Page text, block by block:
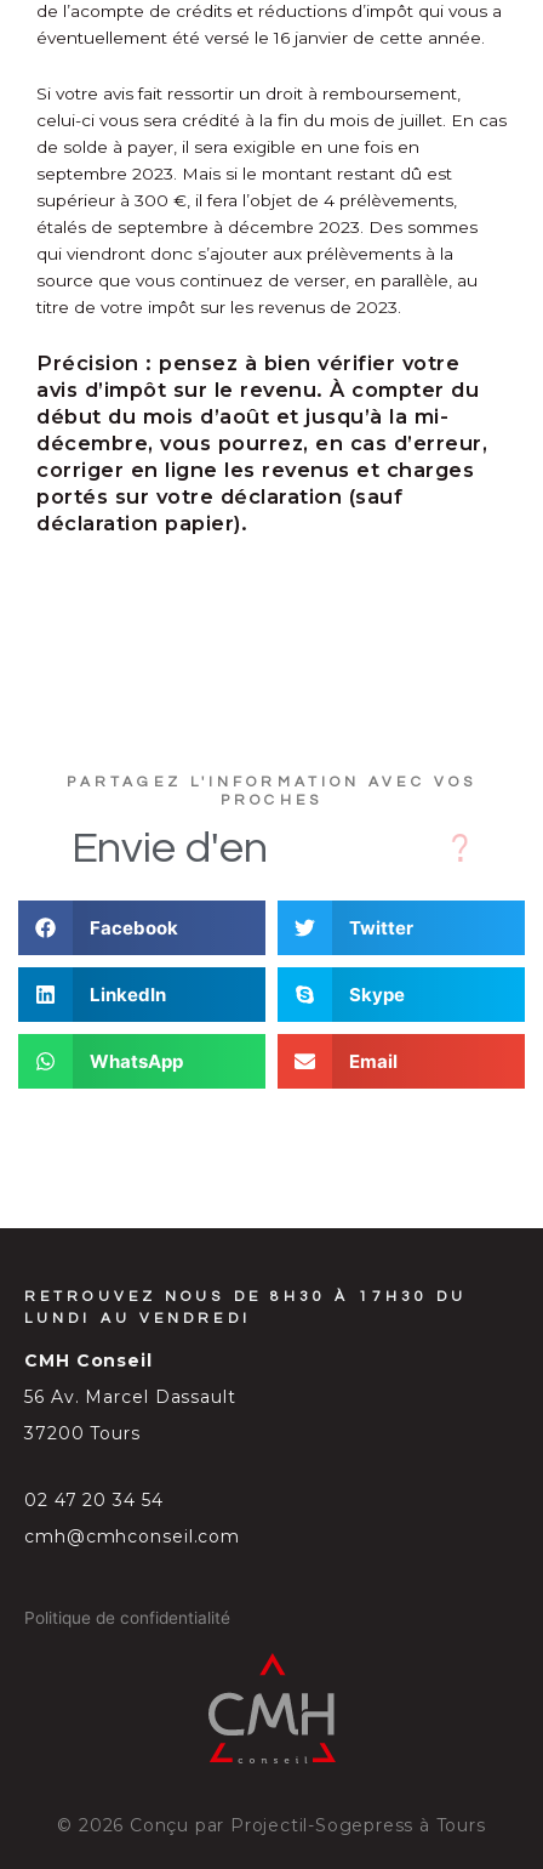
de l’acompte de crédits et réductions d’impôt qui vous a
éventuellement été versé le 16 janvier de cette année.
Si votre avis fait ressortir un droit à remboursement,
celui-ci vous sera crédité à la fin du mois de juillet. En cas
de solde à payer, il sera exigible en une fois en
septembre 2023. Mais si le montant restant dû est
supérieur à 300 €, il fera l’objet de 4 prélèvements,
étalés de septembre à décembre 2023. Des sommes
qui viendront donc s’ajouter aux prélèvements à la
source que vous continuez de verser, en parallèle, au
titre de votre impôt sur les revenus de 2023.
Précision : pensez à bien vérifier votre
avis d’impôt sur le revenu. À compter du
début du mois d’août et jusqu’à la mi-
décembre, vous pourrez, en cas d’erreur,
corriger en ligne les revenus et charges
portés sur votre déclaration (sauf
déclaration papier).
PARTAGEZ L'INFORMATION AVEC VOS
PROCHES
Envie d'en
Facebook Twitter
LinkedIn Skype
WhatsApp Email
RETROUVEZ NOUS DE 8H30 À 17H30 DU
LUNDI AU VENDREDI
CMH Conseil
56 Av. Marcel Dassault
37200 Tours
02 47 20 34 54
cmh@cmhconseil.com
Politique de confidentialité
© 2026 Conçu par Projectil-Sogepress à Tours